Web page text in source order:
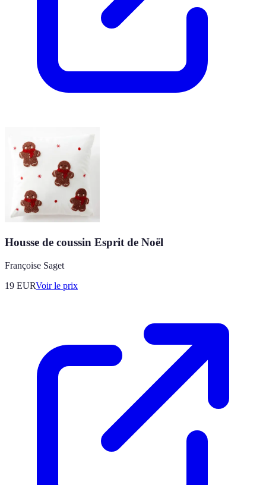
Housse de coussin Esprit de Noël
Françoise Saget
19 EURVoir le prix